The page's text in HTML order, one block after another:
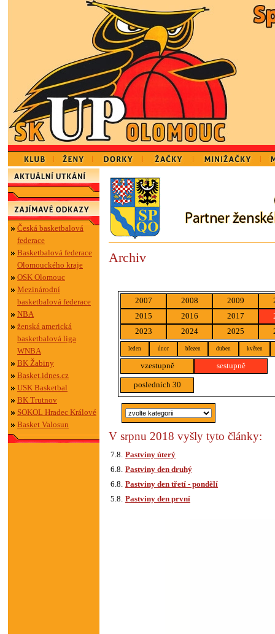
Česká basketbalová
federace
Basketbalová federace
Olomouckého kraje
OSK Olomouc
Mezinárodní
basketbalová federace
NBA
ženská americká
basketbalová liga
WNBA
BK Žabiny
Basket.idnes.cz
USK Basketbal
BK Trutnov
SOKOL Hradec Králové
Basket Valosun
Archiv
2007 2008 2009
2015
2016 2017
2023
2024 2025
leden únor březen duben květen
vzestupně sestupně
posledních 30
V srpnu 2018 vyšly tyto články:
7.8. Pastviny úterý
6.8. Pastviny den druhý
6.8. Pastviny den třetí - pondělí
5.8. Pastviny den první